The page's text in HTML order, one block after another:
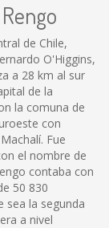
de Chile,
O'Higgins,
a 28 km al sur
de la
la comuna de
con
Fue
el nombre de
contaba con
50 830
sea la segunda
a nivel